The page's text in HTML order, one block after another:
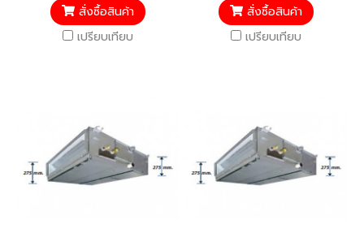
อะไหล่ 1 ปี
สั่งซื้อสินค้า
เปรียบเทียบ
อะไหล่ 1 ปี
สั่งซื้อสินค้า
เปรียบเทียบ